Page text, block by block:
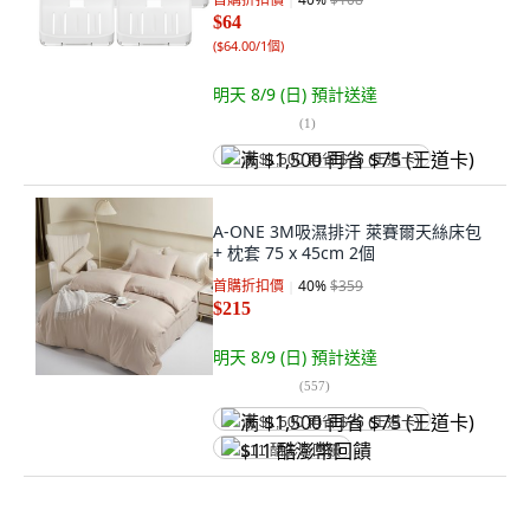
$64
($64.00/1個)
明天 8/9 (日) 預計送達
(1)
满 $1,500 再省 $75 (王道卡)
A-ONE 3M吸濕排汗 萊賽爾天絲床包
+ 枕套 75 x 45cm 2個
首購折扣價 40%$359
$215
明天 8/9 (日) 預計送達
(557)
满 $1,500 再省 $75 (王道卡)
$11 酷澎幣回饋